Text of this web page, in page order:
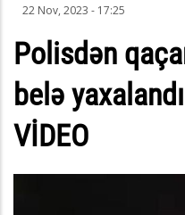
22 Nov, 2023 - 17:25
Polisdən
belə
VİDEO